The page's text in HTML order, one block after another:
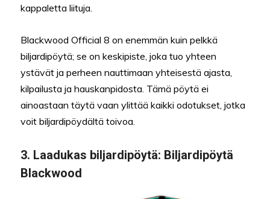
kappaletta liituja.
Blackwood Official 8 on enemmän kuin pelkkä
biljardipöytä; se on keskipiste, joka tuo yhteen
ystävät ja perheen nauttimaan yhteisestä ajasta,
kilpailusta ja hauskanpidosta. Tämä pöytä ei
ainoastaan täytä vaan ylittää kaikki odotukset, jotka
voit biljardipöydältä toivoa.
3. Laadukas biljardipöytä: Biljardipöytä
Blackwood